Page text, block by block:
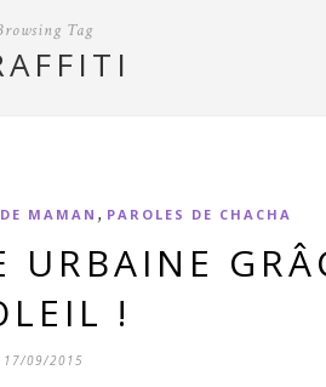
Tag
MAMAN , PAROLES DE CHACHA
URBAINE
!
17/09/2015